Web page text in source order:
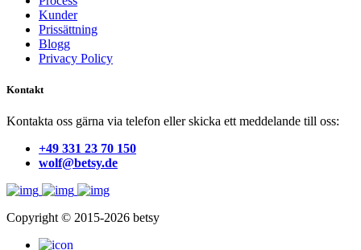
Kunder
Prissättning
Blogg
Privacy Policy
Kontakt
Kontakta oss gärna via telefon eller skicka ett meddelande till oss:
+49 331 23 70 150
wolf@betsy.de
Copyright © 2015-2026 betsy